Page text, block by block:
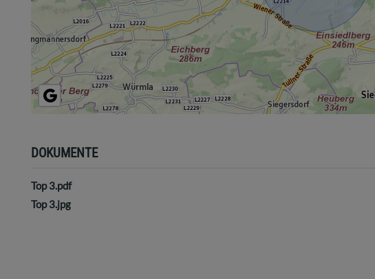
DOKUMENTE
Top 3.pdf
Top 3.jpg